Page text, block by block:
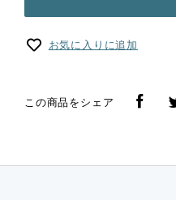
お気に入りに追加
この商品をシェア